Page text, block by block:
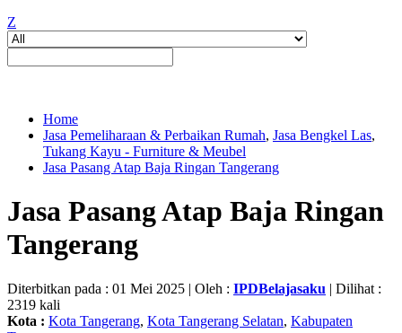
Z
Home
Jasa Pemeliharaan & Perbaikan Rumah, Jasa Bengkel Las,
Tukang Kayu - Furniture & Meubel
Jasa Pasang Atap Baja Ringan Tangerang
Jasa Pasang Atap Baja Ringan
Tangerang
Diterbitkan pada : 01 Mei 2025 | Oleh : IPDBelajasaku | Dilihat :
2319 kali
Kota : Kota Tangerang, Kota Tangerang Selatan, Kabupaten